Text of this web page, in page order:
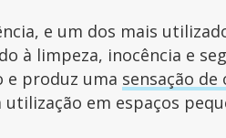
e um dos mais
à limpeza, inocência e
e produz uma sensação
utilização em espaços